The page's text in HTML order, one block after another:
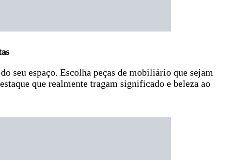
seu espaço. Escolha peças de mobiliário que sejam
que realmente tragam significado e beleza ao